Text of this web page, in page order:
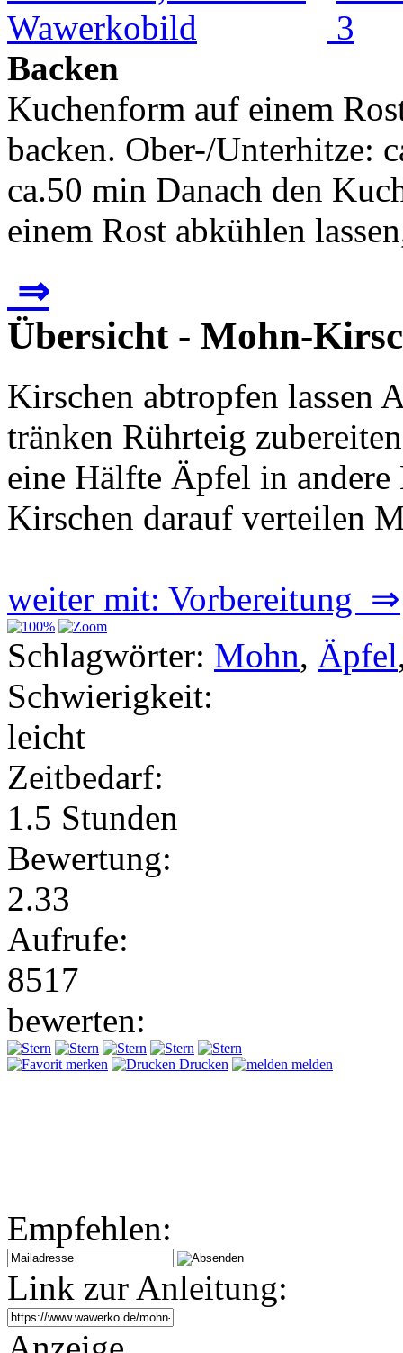
Backen
Kuchenform auf einem
backen. Ober-/Unterhitze:
ca.50 min Danach den
einem Rost abkühlen
⇒
Übersicht - Mohn-
Kirschen abtropfen lassen
tränken Rührteig
eine Hälfte Äpfel in
Kirschen darauf verteilen
weiter mit: Vorbereitung ⇒
Schlagwörter: Mohn, Äpfel
Schwierigkeit:
leicht
Zeitbedarf:
1.5 Stunden
Bewertung:
2.33
Aufrufe:
8517
bewerten:
merken Drucken melden
Empfehlen:
Link zur Anleitung: